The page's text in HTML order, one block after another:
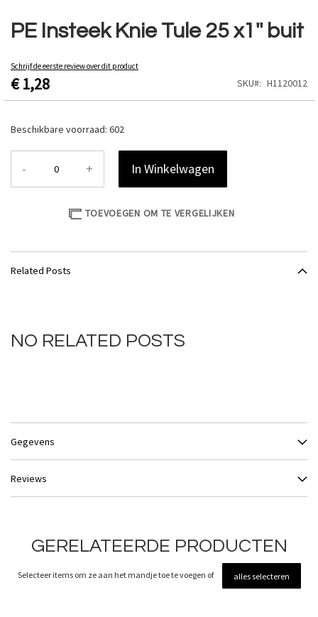
PE Insteek Knie Tule 25 x1'' buit
Schrijf de eerste review over dit product
€ 1,28 SKU H1120012
Beschikbare voorraad: 602
- + In Winkelwagen
TOEVOEGEN OM TE VERGELIJKEN
naar
het
van
de
afbeeldingen-
Related Posts
NO RELATED POSTS
Gegevens
Reviews
GERELATEERDE PRODUCTEN
Selecteer items om ze aan het mandje toe te voegen of alles selecteren